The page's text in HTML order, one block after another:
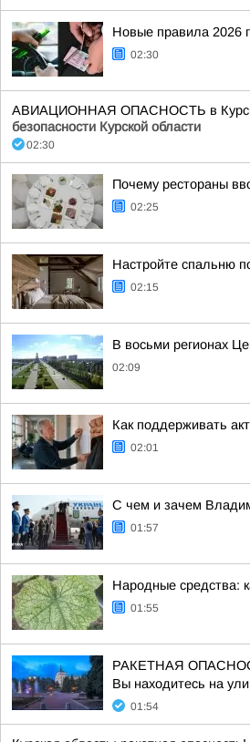
Новые правила 2026
02:30
АВИАЦИОННАЯ ОПАСНОСТЬ в Курской
безопасности Курской области
02:30
Почему рестораны
02:25
Настройте спальню
02:15
В восьми регионах
02:09
Как поддерживать
02:01
С чем и зачем
01:57
Народные средства:
01:55
РАКЕТНАЯ
Вы находитесь на
01:54